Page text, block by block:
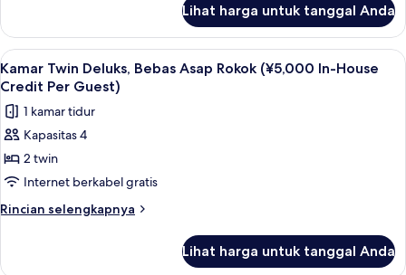
Bebas
Asap
Rokok
(¥5,000
In-
House
Credit
Per
Guest)
Kamar
Deluks,
1
Tempat
King,
Bebas
Rokok
(¥5,000
House
Lihat harga untuk tanggal Anda
Lihat
semua
foto
untuk
Kamar
Twin
Deluks,
Bebas
(¥5,000
Selimut bulu angsa, brankas, meja
4
Kamar Twin Deluks, Bebas Asap Rokok (¥5,000 In-House
Credit Per Guest)
1 kamar tidur
Kapasitas 4
2 twin
Internet berkabel gratis
Rincian selengkapnya
Rincian
Lihat harga untuk tanggal Anda